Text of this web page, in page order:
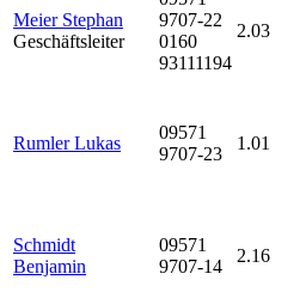
Meier Stephan
Geschäftsleiter
9707-22
0160
93111194
2.03
Rumler Lukas
09571
9707-23
1.01
Schmidt
Benjamin
09571
9707-14
2.16